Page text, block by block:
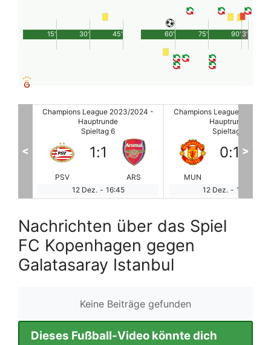
45'
15' 30' 90'
60' 75' 3'
Champions League 2023/2024 -
Hauptrunde
Spieltag 6
MUN
0:1
FCB
12 Dez. - 19:00
Champions League 2023/
Hauptrunde
Spieltag 6
COP
1:0
12 Dez. - 19:00
< >
Nachrichten über das Spiel
FC Kopenhagen gegen
Galatasaray Istanbul
Keine Beiträge gefunden
Dieses Fußball-Video könnte dich